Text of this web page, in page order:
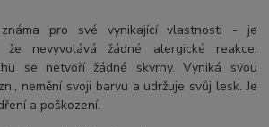
pro své vynikající vlastnosti - je
že nevyvolává žádné alergické reakce.
se netvoří žádné skvrny. Vyniká svou
nemění svoji barvu a udržuje svůj lesk. Je
a poškození.